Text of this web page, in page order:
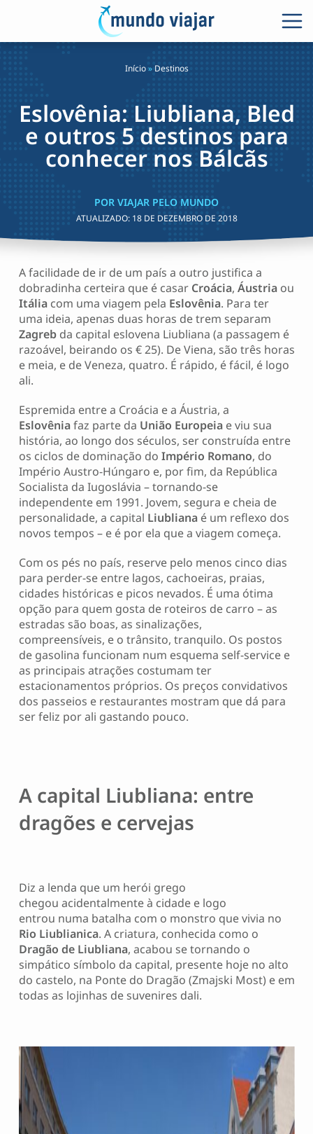
Início» Destinos
Eslovênia: Liubliana, Bled
e outros 5 destinos para
conhecer nos Bálcãs
POR VIAJAR PELO MUNDO
ATUALIZADO: 18 DE DEZEMBRO DE 2018
A facilidade de ir de um país a outro justifica a
dobradinha certeira que é casar Croácia, Áustriaou
Itáliacom uma viagem pela Eslovênia. Para ter
uma ideia, apenas duas horas de trem separam
Zagrebda capital eslovena Liubliana (a passagem é
razoável, beirando os € 25). De Viena, são três horas
e meia, e de Veneza, quatro. É rápido, é fácil, é logo
ali.
Espremida entre a Croácia e a Áustria, a
Eslovêniafaz parte da União Europeiae viu sua
história, ao longo dos séculos, ser construída entre
os ciclos de dominação do Império Romano, do
Império Austro-Húngaro e, por fim, da República
Socialista da Iugoslávia – tornando-se
independente em 1991. Jovem, segura e cheia de
personalidade, a capital Liublianaé um reflexo dos
novos tempos – e é por ela que a viagem começa.
Com os pés no país, reserve pelo menos cinco dias
para perder-se entre lagos, cachoeiras, praias,
cidades históricas e picos nevados. É uma ótima
opção para quem gosta de roteiros de carro – as
estradas são boas, as sinalizações,
compreensíveis, e o trânsito, tranquilo. Os postos
de gasolina funcionam num esquema self-service e
as principais atrações costumam ter
estacionamentos próprios. Os preços convidativos
dos passeios e restaurantes mostram que dá para
ser feliz por ali gastando pouco.
A capital Liubliana: entre
dragões e cervejas
Diz a lenda que um herói grego
chegou acidentalmente à cidade e logo
entrou numa batalha com o monstro que vivia no
Rio Liublianica. A criatura, conhecida como o
Dragão de Liubliana, acabou se tornando o
simpático símbolo da capital, presente hoje no alto
do castelo, na Ponte do Dragão (Zmajski Most) e em
todas as lojinhas de suvenires dali.